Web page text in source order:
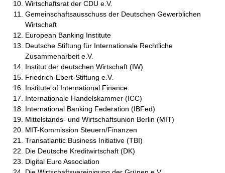
Wirtschaftsrat der CDU e.V.
Gemeinschaftsausschuss der Deutschen Gewerblichen
Wirtschaft
European Banking Institute
Deutsche Stiftung für Internationale Rechtliche
Zusammenarbeit e.V.
Institut der deutschen Wirtschaft (IW)
Friedrich-Ebert-Stiftung e.V.
Institute of International Finance
Internationale Handelskammer (ICC)
International Banking Federation (IBFed)
Mittelstands- und Wirtschaftsunion Berlin (MIT)
MIT-Kommission Steuern/Finanzen
Transatlantic Business Initiative (TBI)
Die Deutsche Kreditwirtschaft (DK)
Digital Euro Association